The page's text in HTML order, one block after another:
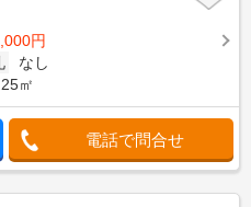
円
なし
㎡
電話で問合せ